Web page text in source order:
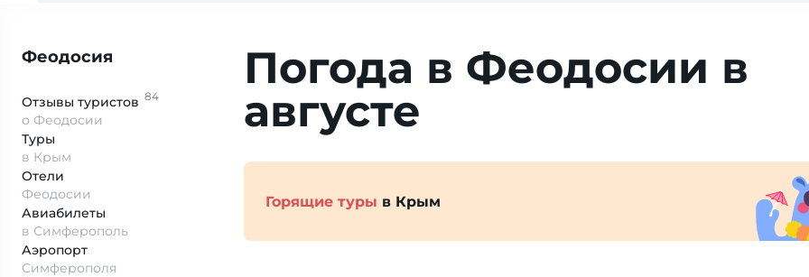
Феодосия
Отзывы туристов 84
о Феодосии
Туры
в Крым
Отели
Феодосии
Авиабилеты
в Симферополь
Аэропорт
Симферополя
Погода в Феодосии в
августе
Горящие туры в Крым